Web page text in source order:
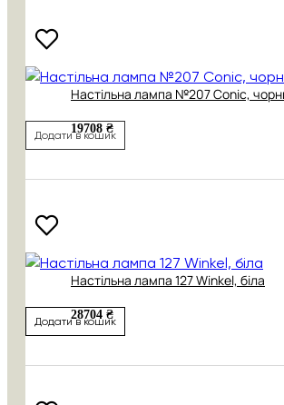
Настільна лампа №207 Conic,
19708 ₴
Додати в кошик
Настільна лампа 127 Winkel, біла
28704 ₴
Додати в кошик